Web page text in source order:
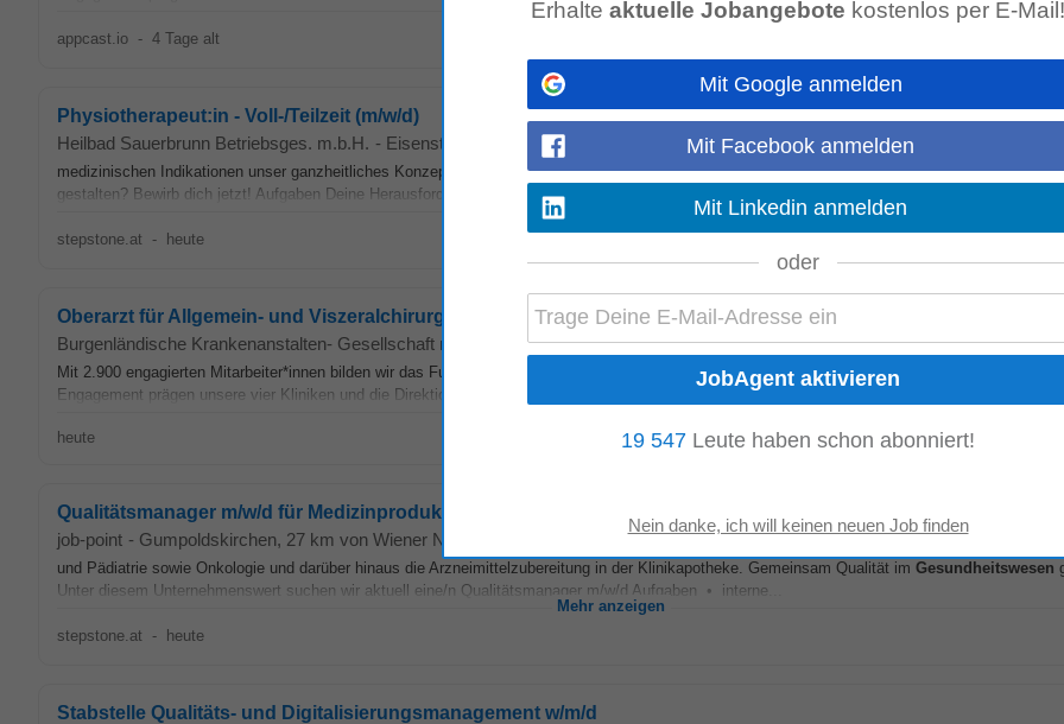
Mehr anzeigen
appcast.io - 4 Tage alt
Physiotherapeut:in - Voll-/Teilzeit (m/w/d)
Heilbad Sauerbrunn Betriebsges. m.b.H. - Eisenstadt , 23 km von Wiener Neustadt
medizinischen Indikationen unser ganzheitliches Konzept für Prävention, Therapie und Rehabilitation abrundet. Bereit, die Zukunft im
gestalten? Bewirb dich jetzt! Aufgaben Deine Herausforderung: • Du begleitest unsere Patient:innen...
Mehr anzeigen
stepstone.at - heute
Oberarzt für Allgemein- und Viszeralchirurgie (all gender)
Burgenländische Krankenanstalten- Gesellschaft m.b.H.(KRAGES) - Eisenstadt, 23 km von Wiener Neustadt
Mit 2.900 engagierten Mitarbeiter*innen bilden wir das Fundament des größten Arbeitgebers imGesundheitswesenim Burgenland. Flexibilität,
Engagement prägen unsere vier Kliniken und die Direktion. Wir suchen Persönlichkeiten...
heute
Qualitätsmanager m/w/d für Medizinprodukte
job-point - Gumpoldskirchen, 27 km von Wiener Neustadt
und Pädiatrie sowie Onkologie und darüber hinaus die Arzneimittelzubereitung in der Klinikapotheke. Gemeinsam Qualität im Gesundheitswesen
Unter diesem Unternehmenswert suchen wir aktuell eine/n Qualitätsmanager m/w/d Aufgaben • interne...
Mehr anzeigen
stepstone.at - heute
Stabstelle Qualitäts- und Digitalisierungsmanagement w/m/d
Erhalte aktuelle Jobangebote kostenlos per E-Mail!
Mit Google anmelden
Mit Facebook anmelden
Mit Linkedin anmelden
oder
19 547 Leute haben schon abonniert!